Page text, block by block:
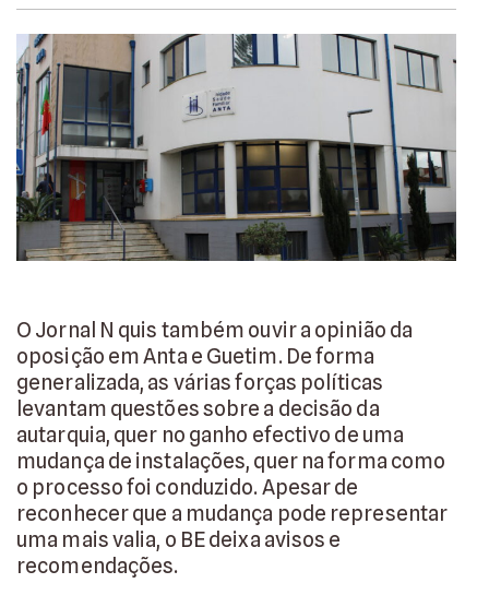
O Jornal N quis também ouvir a opinião da
oposição em Anta e Guetim. De forma
generalizada, as várias forças políticas
levantam questões sobre a decisão da
autarquia, quer no ganho efectivo de uma
mudança de instalações, quer na forma como
o processo foi conduzido. Apesar de
reconhecer que a mudança pode representar
uma mais valia, o BE deixa avisos e
recomendações.